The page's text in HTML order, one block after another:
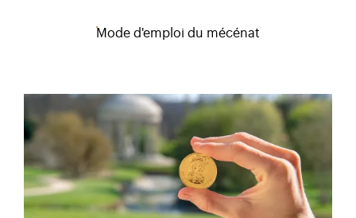
Mode d'emploi du mécénat